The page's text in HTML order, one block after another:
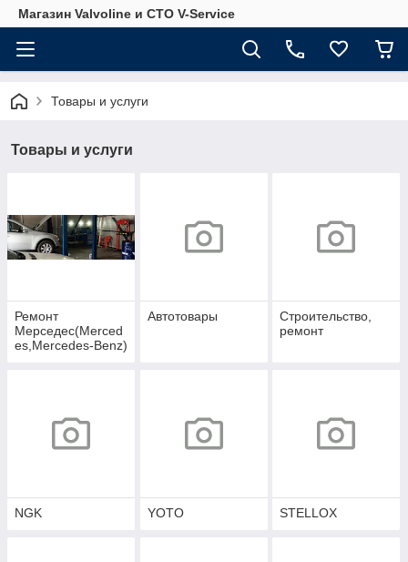
Магазин Valvoline и СТО V-Service
Товары и услуги
Товары и услуги
Ремонт
Мерседес(Merced
es,Mercedes-Benz)
Автотовары
Строительство,
ремонт
NGK YOTO STELLOX